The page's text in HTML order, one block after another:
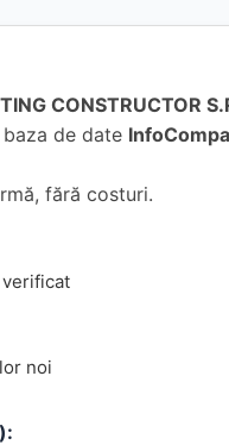
CONSTRUCTOR
de date
fără costuri.
noi